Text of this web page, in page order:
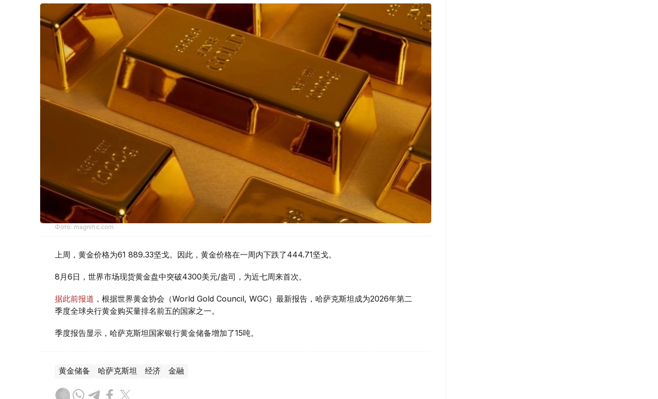
Фото: magnific.com
上周，黄金价格为61 889.33坚戈。因此，黄金价格在一周内下跌了444.71坚戈。
8月6日，世界市场现货黄金盘中突破4300美元/盎司，为近七周来首次。
据此前报道 ，根据世界黄金协会（World Gold Council, WGC）最新报告，哈萨克斯坦成为2026年第二
季度全球央行黄金购买量排名前五的国家之一。
季度报告显示，哈萨克斯坦国家银行黄金储备增加了15吨。
黄金储备 哈萨克斯坦 经济 金融